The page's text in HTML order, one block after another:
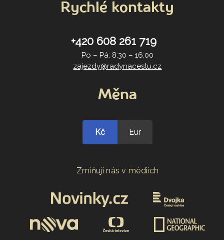
Rychlé kontakty
+420 608 261 719
Po – Pá: 8:30 – 16:00
zajezdy@radynacestu.cz
Měna
Kč Eur
Zmiňují nás v médiích